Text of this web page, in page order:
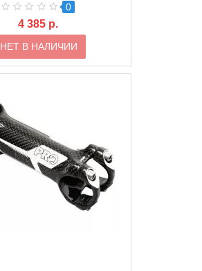
0
4 385 р.
НЕТ В НАЛИЧИИ